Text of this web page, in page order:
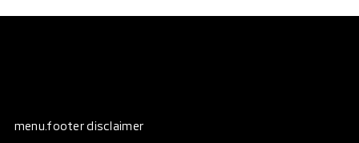
menu.footer disclaimer